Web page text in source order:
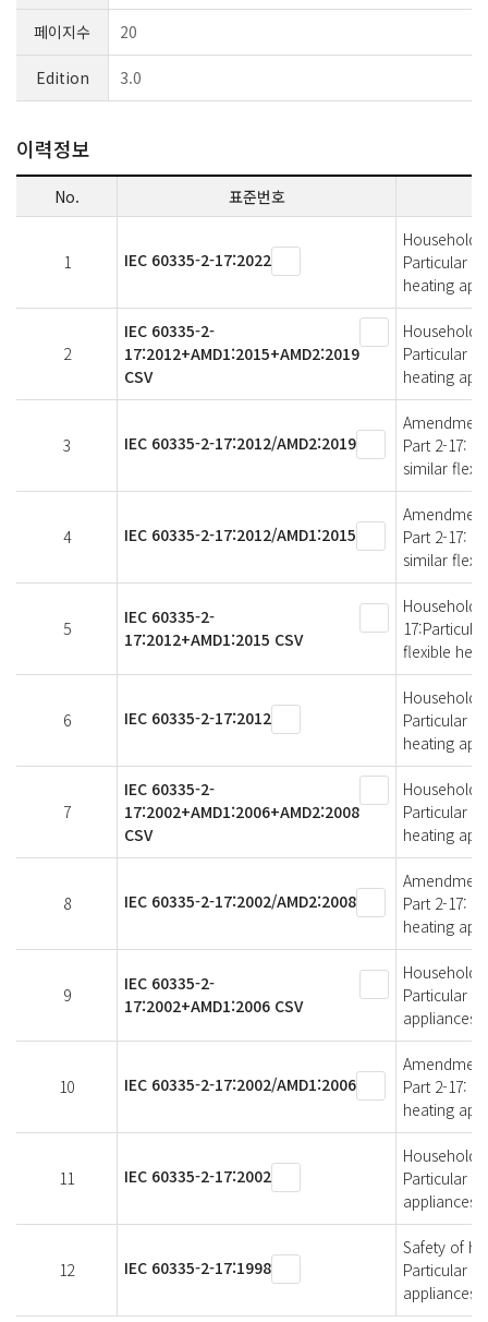
페이지수 20
Edition 3.0
이력정보
No. 표준번호
1 IEC 60335-2-17:2022
Household
Particular
heating
2
IEC 60335-2-
17:2012+AMD1:2015+AMD2:2019
CSV
Household
Particular
heating
3 IEC 60335-2-17:2012/AMD2:2019
Part 2-17:
similar
4 IEC 60335-2-17:2012/AMD1:2015
Part 2-17:
similar
5
IEC 60335-2-
17:2012+AMD1:2015 CSV
Household
flexible
6 IEC 60335-2-17:2012
Household
Particular
heating
7
IEC 60335-2-
17:2002+AMD1:2006+AMD2:2008
CSV
Household
Particular
heating
8 IEC 60335-2-17:2002/AMD2:2008
Part 2-17:
heating
9
IEC 60335-2-
17:2002+AMD1:2006 CSV
Household
Particular
appliances
10 IEC 60335-2-17:2002/AMD1:2006
Part 2-17:
heating
11 IEC 60335-2-17:2002
Household
Particular
appliances
12 IEC 60335-2-17:1998
Safety of
Particular
appliances